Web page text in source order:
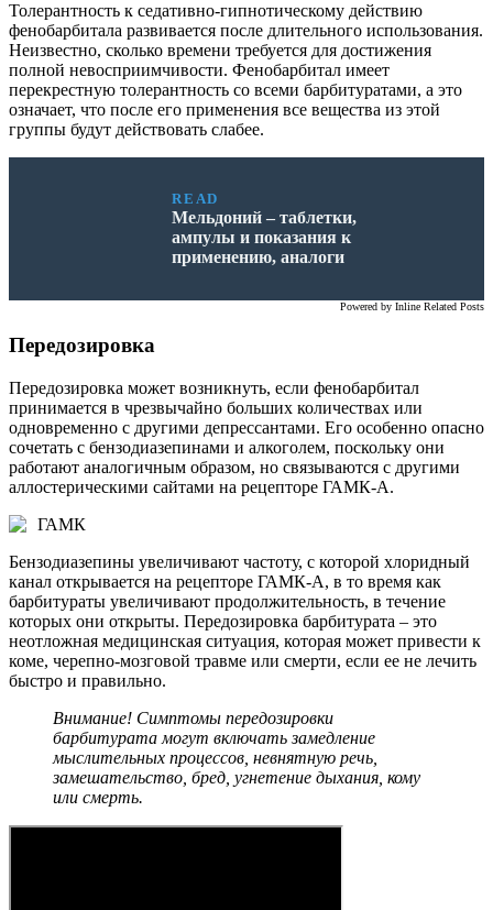
Толерантность к седативно-гипнотическому действию
фенобарбитала развивается после длительного использования.
Неизвестно, сколько времени требуется для достижения
полной невосприимчивости. Фенобарбитал имеет
перекрестную толерантность со всеми барбитуратами, а это
означает, что после его применения все вещества из этой
группы будут действовать слабее.
READ
Мельдоний – таблетки,
ампулы и показания к
применению, аналоги
Powered by Inline Related Posts
Передозировка
Передозировка может возникнуть, если фенобарбитал
принимается в чрезвычайно больших количествах или
одновременно с другими депрессантами. Его особенно опасно
сочетать с бензодиазепинами и алкоголем, поскольку они
работают аналогичным образом, но связываются с другими
аллостерическими сайтами на рецепторе ГАМК-A.
ГАМК
Бензодиазепины увеличивают частоту, с которой хлоридный
канал открывается на рецепторе ГАМК-А, в то время как
барбитураты увеличивают продолжительность, в течение
которых они открыты. Передозировка барбитурата – это
неотложная медицинская ситуация, которая может привести к
коме, черепно-мозговой травме или смерти, если ее не лечить
быстро и правильно.
Внимание! Симптомы передозировки
барбитурата могут включать замедление
мыслительных процессов, невнятную речь,
замешательство, бред, угнетение дыхания, кому
или смерть.